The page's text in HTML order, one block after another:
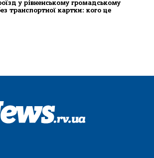
у рівненському громадському
транспортної картки: кого це